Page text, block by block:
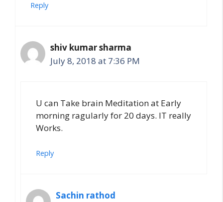
Reply
shiv kumar sharma
July 8, 2018 at 7:36 PM
U can Take brain Meditation at Early
morning ragularly for 20 days. IT really
Works.
Reply
Sachin rathod